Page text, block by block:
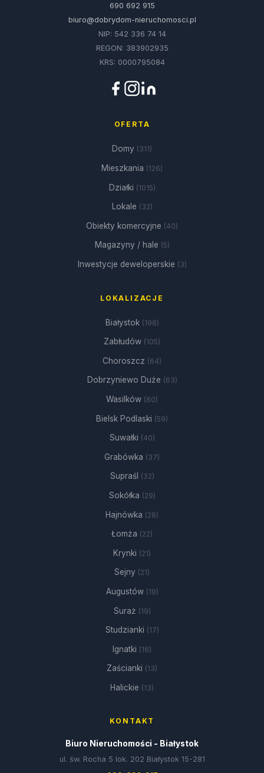
690 692 915
biuro@dobrydom-nieruchomosci.pl
NIP: 542 336 74 14
REGON: 383902935
KRS: 0000795084
OFERTA
Domy (311)
Mieszkania (126)
Działki (1015)
Lokale (32)
Obiekty komercyjne (40)
Magazyny / hale (5)
Inwestycje deweloperskie (3)
LOKALIZACJE
Białystok (198)
Zabłudów (105)
Choroszcz (64)
Dobrzyniewo Duże (63)
Wasilków (60)
Bielsk Podlaski (59)
Suwałki (40)
Grabówka (37)
Supraśl (32)
Sokółka (29)
Hajnówka (28)
Łomża (22)
Krynki (21)
Sejny (21)
Augustów (19)
Suraż (19)
Studzianki (17)
Ignatki (16)
Zaścianki (13)
Halickie (13)
KONTAKT
Biuro Nieruchomości - Białystok
ul. św. Rocha 5 lok. 202 Białystok 15-281